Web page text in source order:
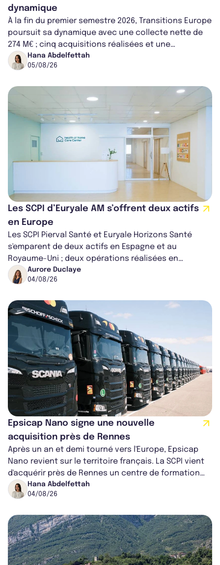
dynamique
À la fin du premier semestre 2026, Transitions Europe
poursuit sa dynamique avec une collecte nette de
274 M€ ; cinq acquisitions réalisées et une
capitalisation portée à 1,38 Md€....
Hana Abdelfettah
05/08/26
Les SCPI d’Euryale AM s’offrent deux actifs
en Europe
Les SCPI Pierval Santé et Euryale Horizons Santé
s'emparent de deux actifs en Espagne et au
Royaume-Uni ; deux opérations réalisées en
partenariat. Ces co-acquisitions permettent a...
Aurore Duclaye
04/08/26
Epsicap Nano signe une nouvelle
acquisition près de Rennes
Après un an et demi tourné vers l'Europe, Epsicap
Nano revient sur le territoire français. La SCPI vient
d'acquérir près de Rennes un centre de formation
pour conducteurs poids lou...
Hana Abdelfettah
04/08/26